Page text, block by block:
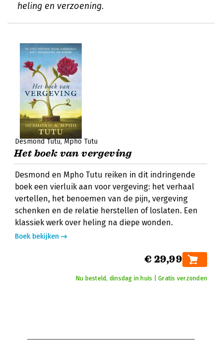
heling en verzoening.
Desmond Tutu Mpho Tutu
Het boek van vergeving
Desmond en Mpho Tutu reiken in dit indringende
boek een vierluik aan voor vergeving: het verhaal
vertellen, het benoemen van de pijn, vergeving
schenken en de relatie herstellen of loslaten. Een
klassiek werk over heling na diepe wonden.
Boek bekijken
€ 29,99
Nu besteld, dinsdag in huis | Gratis verzonden